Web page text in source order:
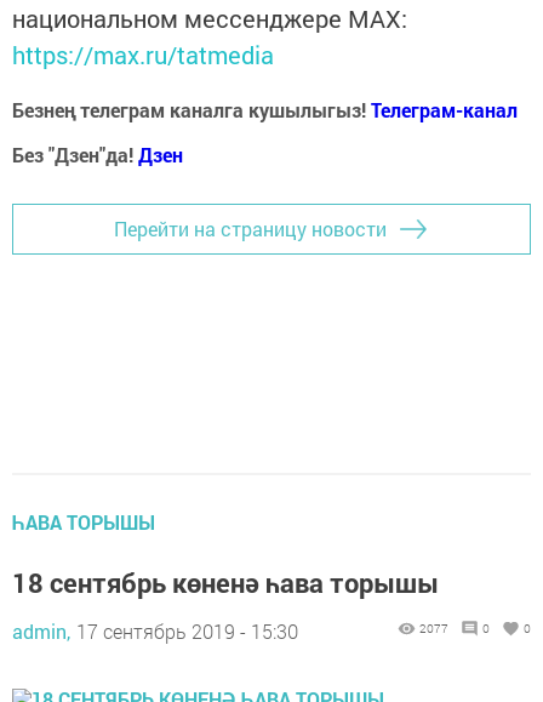
национальном мессенджере MАХ:
https://max.ru/tatmedia
Безнең телеграм каналга кушылыгыз!Телеграм-канал
Без "Дзен"да!Дзен
Перейти на страницу новости
ҺАВА ТОРЫШЫ
18 сентябрь көненә һава торышы
admin, 17 сентябрь 2019 - 15:30 2077 0 0